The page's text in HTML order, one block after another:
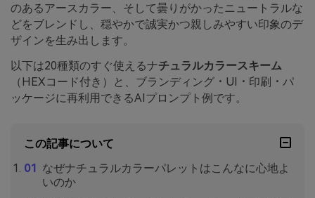
のあるアースカラー、そして曇りがかったニュートラルな
どをブレンドし、穏やかで誠実かつ親しみやすい印象のデ
ザインを生み出します。
以下は20種類のすぐ使えるナチュラルカラースキーム
（HEXコード付き）と、ブランディング・UI・印刷・パ
ッケージに再利用できるAIプロンプト例です。
この記事について
なぜナチュラルカラーパレットはこんなに心地よ
いのか